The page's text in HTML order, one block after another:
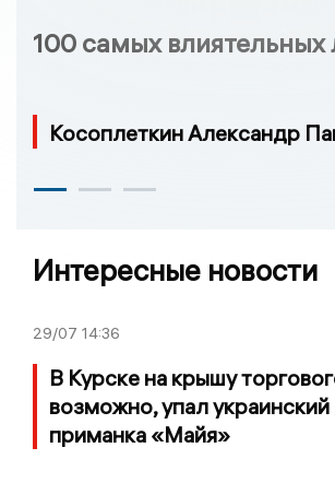
100 самых
Косоплеткин Александр
Интересные новости
29/07 14:36
В Курске на крышу
возможно, упал
приманка «Майя»